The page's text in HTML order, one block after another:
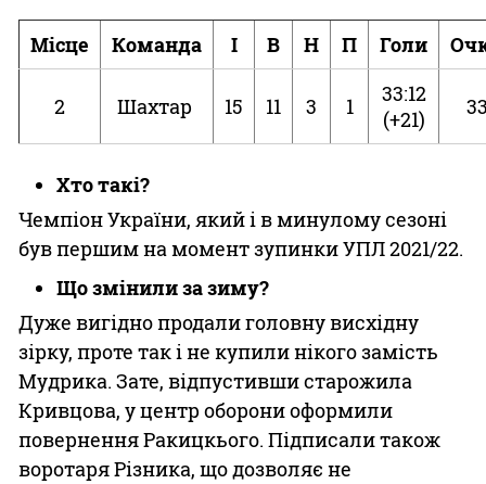
Місце Команда І В Н П Голи
2 Шахтар 15 11 3 1
33:12
(+21)
Хто такі?
Чемпіон України, який і в минулому сезоні
був першим на момент зупинки УПЛ 2021/22.
Що змінили за зиму?
Дуже вигідно продали головну висхідну
зірку, проте так і не купили нікого замість
Мудрика. Зате, відпустивши старожила
Кривцова, у центр оборони оформили
повернення Ракицкього. Підписали також
воротаря Різника, що дозволяє не